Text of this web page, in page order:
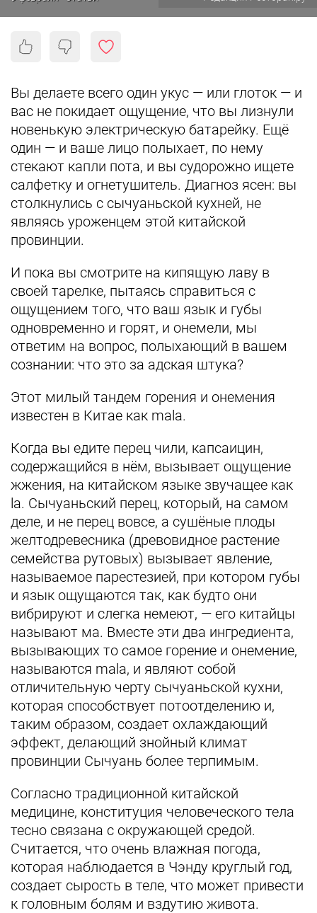
Вы делаете всего один укус — или глоток — и
вас не покидает ощущение, что вы лизнули
новенькую электрическую батарейку. Ещё
один — и ваше лицо полыхает, по нему
стекают капли пота, и вы судорожно ищете
салфетку и огнетушитель. Диагноз ясен: вы
столкнулись с сычуаньской кухней, не
являясь уроженцем этой китайской
провинции.
И пока вы смотрите на кипящую лаву в
своей тарелке, пытаясь справиться с
ощущением того, что ваш язык и губы
одновременно и горят, и онемели, мы
ответим на вопрос, полыхающий в вашем
сознании: что это за адская штука?
Этот милый тандем горения и онемения
известен в Китае как mala.
Когда вы едите перец чили, капсаицин,
содержащийся в нём, вызывает ощущение
жжения, на китайском языке звучащее как
la. Сычуаньский перец, который, на самом
деле, и не перец вовсе, а сушёные плоды
желтодревесника (древовидное растение
семейства рутовых) вызывает явление,
называемое парестезией, при котором губы
и язык ощущаются так, как будто они
вибрируют и слегка немеют, — его китайцы
называют мa. Вместе эти два ингредиента,
вызывающих то самое горение и онемение,
называются mala, и являют собой
отличительную черту сычуаньской кухни,
которая способствует потоотделению и,
таким образом, создает охлаждающий
эффект, делающий знойный климат
провинции Сычуань более терпимым.
Согласно традиционной китайской
медицине, конституция человеческого тела
тесно связана с окружающей средой.
Считается, что очень влажная погода,
которая наблюдается в Чэнду круглый год,
создает сырость в теле, что может привести
к головным болям и вздутию живота.